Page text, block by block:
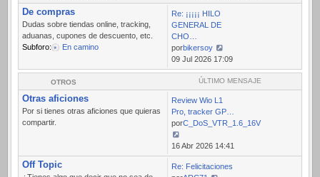
De compras
Dudas sobre tiendas online, tracking,
aduanas, cupones de descuento, etc.
Subforo:
En camino
Re: ¡¡¡¡¡ HILO
GENERAL DE
CHO…
porbikersoy
Ver
último
mensaje
09 Jul 2026 17:09
OTROS ÚLTIMO MENSAJE
Otras aficiones
Por si tienes otras aficiones que quieras
compartir.
Review Wio L1
Pro, tracker GP…
porC_DoS_VTR_1.6_16V
Ver
último
mensaje
16 Abr 2026 14:41
Off Topic
Re: Felicitaciones